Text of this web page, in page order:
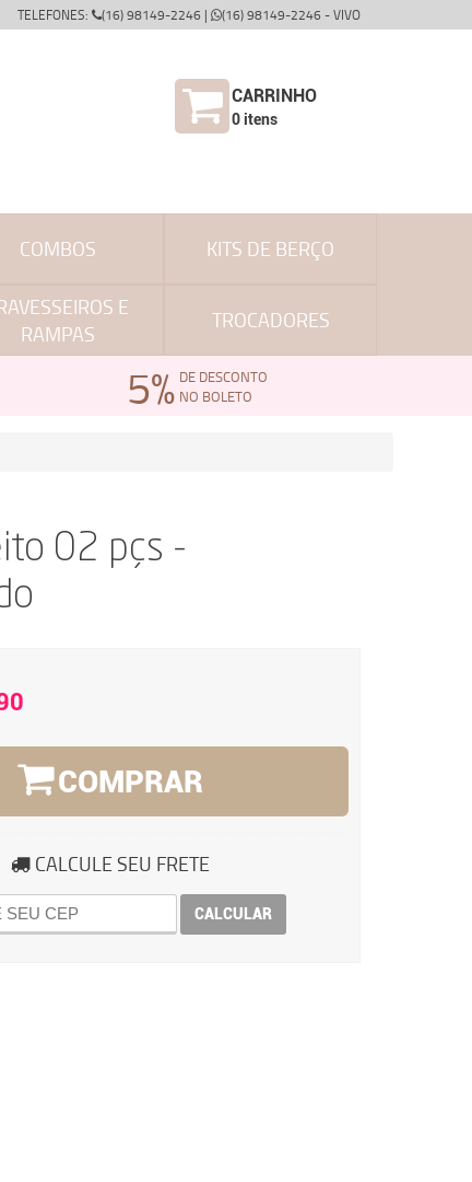
TELEFONES: (16) 98149-2246 | (16) 98149-2246 - VIVO
CARRINHO
0itens
COMBOS KITS DE BERÇO
E
RAMPAS
TROCADORES
5% DE DESCONTO
NO BOLETO
02 pçs -
COMPRAR
CALCULE SEU FRETE
CALCULAR